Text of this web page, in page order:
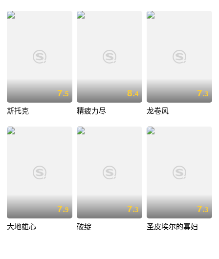
7.5
斯托克
8.4
精疲力尽
7.3
龙卷风
7.9
大地雄心
7.3
破绽
7.3
圣皮埃尔的寡妇